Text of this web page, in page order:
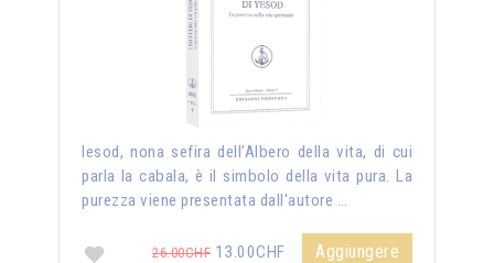
Iesod, nona sefira dell’Albero della vita, di cui
parla la cabala, è il simbolo della vita pura. La
purezza viene presentata dall'autore …
26.00CHF 13.00CHF Aggiungere